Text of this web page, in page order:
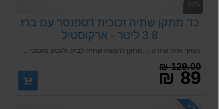
-31%
כד מתקן שתיה זכוכית דספנסר עם ברז
3.8 ליטר - ארקוסטיל
129.00 ₪
89 ₪